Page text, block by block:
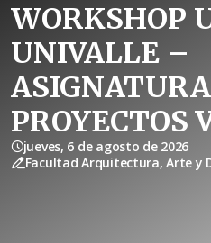
WORKSHOP
UNIVALLE –
ASIGNATURA
PROYECTOS
jueves, 6 de agosto de 2026
Facultad Arquitectura, Arte y